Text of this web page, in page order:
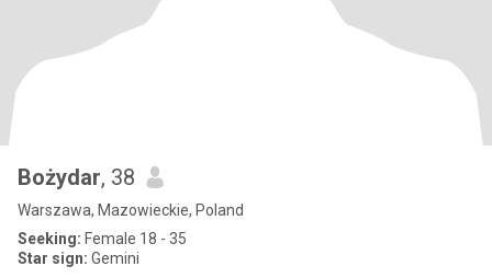
Bożydar, 38
Warszawa, Mazowieckie, Poland
Seeking: Female 18 - 35
Star sign: Gemini